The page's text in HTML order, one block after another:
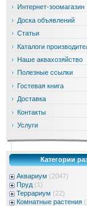
Интернет-зоомагазин
Доска объявлений
Статьи
Каталоги
Наше аквахозяйство
Полезные ссылки
Гостевая книга
Доставка
Контакты
Услуги
Категории
Аквариум (2047)
Пруд (1)
Террариум (22)
Комнатные растения